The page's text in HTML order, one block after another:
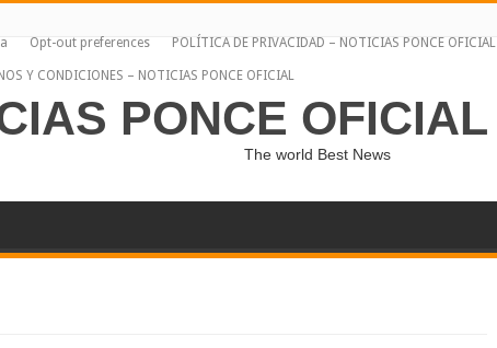
Opt-out preferences POLÍTICA DE PRIVACIDAD – NOTICIAS PONCE OFICIAL
Y CONDICIONES – NOTICIAS PONCE OFICIAL
PONCE OFICIAL
The world Best News